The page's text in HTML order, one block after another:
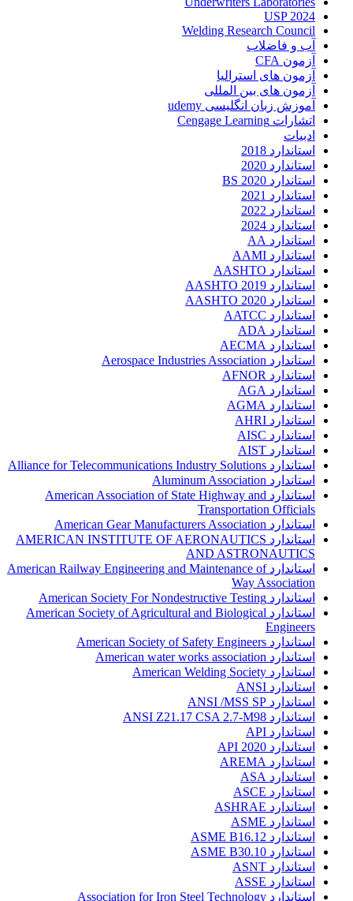
USP 2024
Welding Research Council
آب و فاضلاب
آزمون CFA
آزمون های استرالیا
آزمون های بین المللی
آموزش زبان انگلیسی udemy
اتشارات Cengage Learning
ادبیات
استاندارد 2018
استاندارد 2020
استاندارد 2020 BS
استاندارد 2021
استاندارد 2022
استاندارد 2024
استاندارد AA
استاندارد AAMI
استاندارد AASHTO
استاندارد AASHTO 2019
استاندارد AASHTO 2020
استاندارد AATCC
استاندارد ADA
استاندارد AECMA
استاندارد Aerospace Industries Association
استاندارد AFNOR
استاندارد AGA
استاندارد AGMA
استاندارد AHRI
استاندارد AISC
استاندارد AIST
استاندارد Alliance for Telecommunications Industry Solutions
استاندارد Aluminum Association
استاندارد American Association of State Highway and
Transportation Officials
استاندارد American Gear Manufacturers Association
استاندارد AMERICAN INSTITUTE OF AERONAUTICS
AND ASTRONAUTICS
استاندارد American Railway Engineering and Maintenance of
Way Association
استاندارد American Society For Nondestructive Testing
استاندارد American Society of Agricultural and Biological
Engineers
استاندارد American Society of Safety Engineers
استاندارد American water works association
استاندارد American Welding Society
استاندارد ANSI
استاندارد ANSI /MSS SP
استاندارد ANSI Z21.17 CSA 2.7-M98
استاندارد API
استاندارد API 2020
استاندارد AREMA
استاندارد ASA
استاندارد ASCE
استاندارد ASHRAE
استاندارد ASME
استاندارد ASME B16.12
استاندارد ASME B30.10
استاندارد ASNT
استاندارد ASSE
استاندارد Association for Iron Steel Technology